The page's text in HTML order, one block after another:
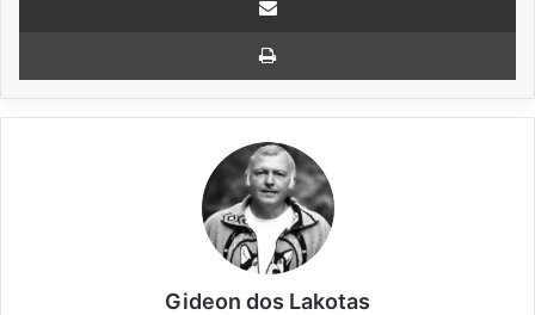
Gideon dos Lakotas